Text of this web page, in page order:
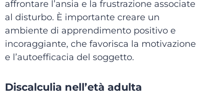
affrontare l’ansia e la frustrazione associate
al disturbo. È importante creare un
ambiente di apprendimento positivo e
incoraggiante, che favorisca la motivazione
e l’autoefficacia del soggetto.
Discalculia nell’età adulta